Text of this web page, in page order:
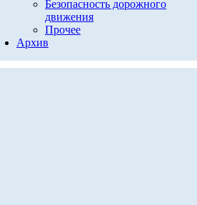
Безопасность дорожного
движения
Прочее
Архив